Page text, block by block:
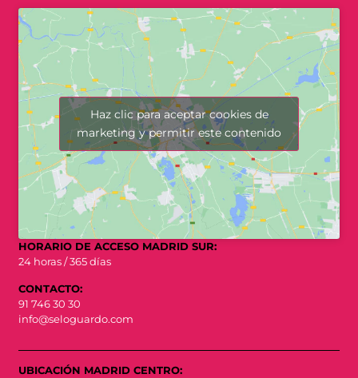
Haz clic para aceptar cookies de
marketing y permitir este contenido
HORARIO DE ACCESO MADRID SUR:
24 horas / 365 días
CONTACTO:
91 746 30 30
info@seloguardo.com
UBICACIÓN MADRID CENTRO: